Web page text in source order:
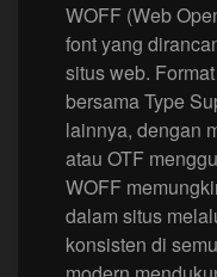
WOFF (Web
font yang
situs web.
bersama Type
lainnya, dengan
atau OTF
WOFF
dalam situs
konsisten di